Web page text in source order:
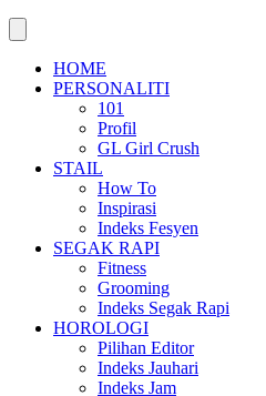
HOME
PERSONALITI
101
Profil
GL Girl Crush
STAIL
How To
Inspirasi
Indeks Fesyen
SEGAK RAPI
Fitness
Grooming
Indeks Segak Rapi
HOROLOGI
Pilihan Editor
Indeks Jauhari
Indeks Jam